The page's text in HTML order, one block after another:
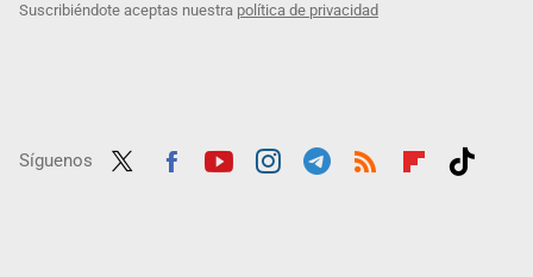
Suscribiéndote aceptas nuestra política de privacidad
Síguenos